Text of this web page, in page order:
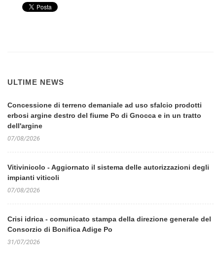
ULTIME NEWS
Concessione di terreno demaniale ad uso sfalcio prodotti
erbosi argine destro del fiume Po di Gnocca e in un tratto
dell'argine
07/08/2026
Vitivinicolo - Aggiornato il sistema delle autorizzazioni degli
impianti viticoli
07/08/2026
Crisi idrica - comunicato stampa della direzione generale del
Consorzio di Bonifica Adige Po
31/07/2026